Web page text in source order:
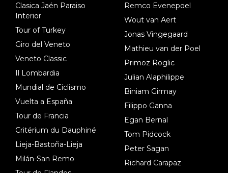
Clasica Jaén Paraiso
Interior
Tour of Turkey
Giro del Veneto
Veneto Classic
Il Lombardia
Mundial de Ciclismo
Vuelta a España
Tour de Francia
Critérium du Dauphiné
Lieja-Bastoña-Lieja
Milán-San Remo
Remco Evenepoel
Wout van Aert
Jonas Vingegaard
Mathieu van der Poel
Primoz Roglic
Julian Alaphilippe
Biniam Girmay
Filippo Ganna
Egan Bernal
Tom Pidcock
Peter Sagan
Richard Carapaz